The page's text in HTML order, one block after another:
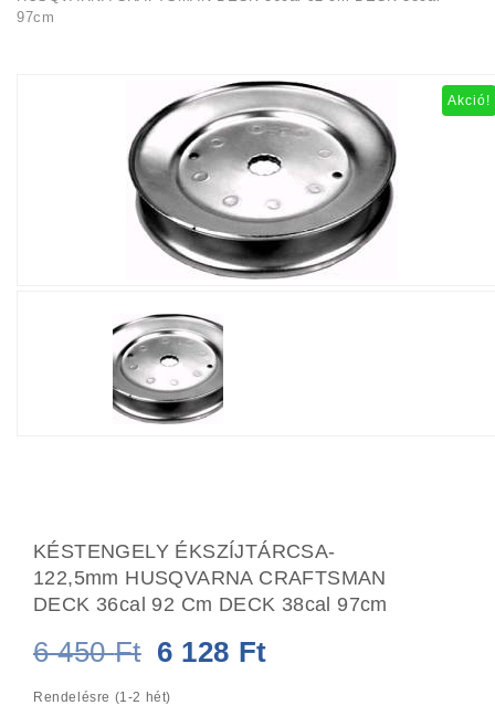
97cm
Akció!
KÉSTENGELY ÉKSZÍJTÁRCSA-
122,5mm HUSQVARNA CRAFTSMAN
DECK 36cal 92 Cm DECK 38cal 97cm
6 450Ft Original
price
6 128 Ft
Rendelésre (1-2 hét)